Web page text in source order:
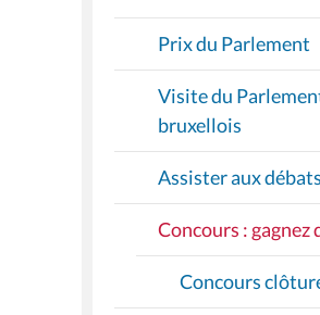
Prix du Parlement
Visite du
bruxellois
Assister aux débats
Concours : gagnez
Concours